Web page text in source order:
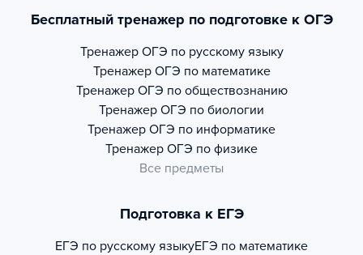
Бесплатный тренажер по подготовке к ОГЭ
Тренажер ОГЭ по русскому языку
Тренажер ОГЭ по математике
Тренажер ОГЭ по обществознанию
Тренажер ОГЭ по биологии
Тренажер ОГЭ по информатике
Тренажер ОГЭ по физике
Все предметы
Подготовка к ЕГЭ
ЕГЭ по русскому языкуЕГЭ по математике